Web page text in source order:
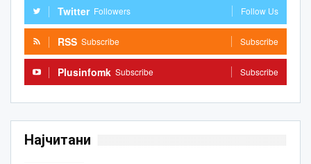
Twitter Followers Follow Us
RSS Subscribe Subscribe
Plusinfomk Subscribe Subscribe
Најчитани